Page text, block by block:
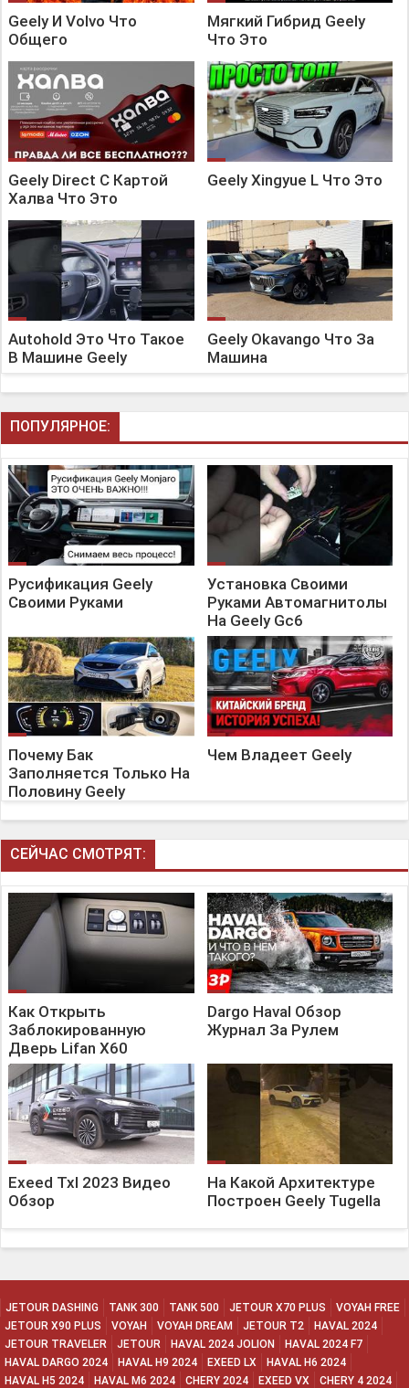
Geely И Volvo Что
Общего
Мягкий Гибрид Geely
Что Это
Geely Direct С Картой
Халва Что Это
Geely Xingyue L Что Это
Autohold Это Что Такое
В Машине Geely
Geely Okavango Что За
Машина
ПОПУЛЯРНОЕ:
Русификация Geely
Своими Руками
Установка Своими
Руками Автомагнитолы
На Geely Gc6
Почему Бак
Заполняется Только На
Половину Geely
Чем Владеет Geely
СЕЙЧАС СМОТРЯТ:
Как Открыть
Заблокированную
Дверь Lifan X60
Dargo Haval Обзор
Журнал За Рулем
Exeed Txl 2023 Видео
Обзор
На Какой Архитектуре
Построен Geely Tugella
JETOUR DASHING TANK 300 TANK 500 JETOUR X70 PLUS
VOYAH FREE
JETOUR X90 PLUS
VOYAH VOYAH DREAM JETOUR T2
HAVAL 2024
JETOUR TRAVELER
JETOUR HAVAL 2024 JOLION
HAVAL 2024 F7
HAVAL DARGO 2024
HAVAL H9 2024 EXEED LX
HAVAL H6 2024
HAVAL H5 2024
HAVAL M6 2024 CHERY 2024 EXEED VX CHERY 4 2024